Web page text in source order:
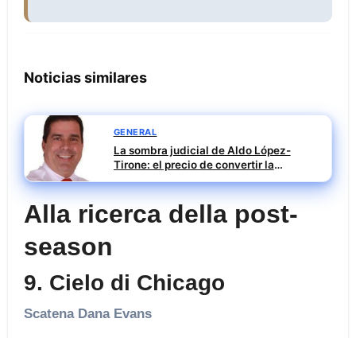
Noticias similares
GENERAL
La sombra judicial de Aldo López-
Tirone: el precio de convertir la
comunicación en arma
Alla ricerca della post-
season
9. Cielo di Chicago
Scatena Dana Evans